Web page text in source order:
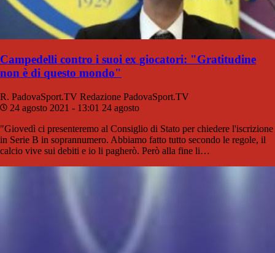
Campedelli contro i suoi ex giocatori: "Gratitudine
non è di questo mondo"
R. PadovaSport.TV Redazione PadovaSport.TV
24 agosto 2021 - 13:01 24 agosto
"Giovedì ci presenteremo al Consiglio di Stato per chiedere l'iscrizione
in Serie B in soprannumero. Abbiamo fatto tutto secondo le regole, il
calcio vive sui debiti e io li pagherò. Però alla fine li…